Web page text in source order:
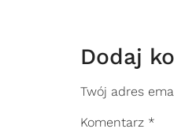
Dodaj
Twój adres
Komentarz *